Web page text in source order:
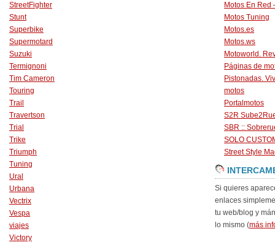
StreetFighter
Stunt
Superbike
Supermotard
Suzuki
Termignoni
Tim Cameron
Touring
Trail
Travertson
Trial
Trike
Triumph
Tuning
Ural
Urbana
Vectrix
Vespa
viajes
Victory
Motos En Red
Motos Tuning
Motos.es
Motos.ws
Motoworld.
Páginas de
Pistonadas.
motos
Portalmotos
S2R
SBR ::
SOLO
Street Style
Si quieres
enlaces
tu web/blog y
lo mismo (más